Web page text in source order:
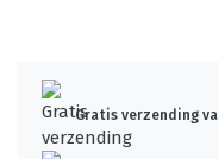
Gratis verzending